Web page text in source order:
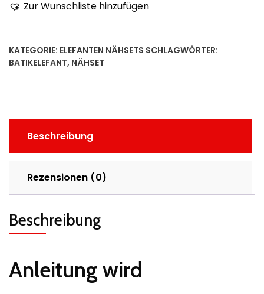
Zur Wunschliste hinzufügen
KATEGORIE: ELEFANTEN NÄHSETS SCHLAGWÖRTER:
BATIKELEFANT, NÄHSET
Beschreibung
Rezensionen (0)
Beschreibung
Anleitung wird